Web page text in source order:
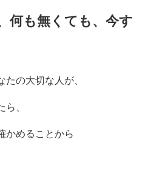
何も無くても、今す
たの大切な人が、
ら、
かめることから